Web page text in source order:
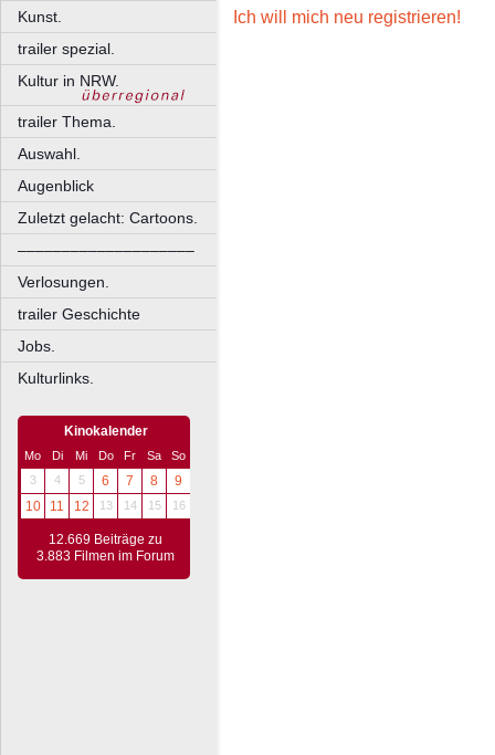
Kunst.
trailer spezial.
Kultur in NRW.
trailer Thema.
Auswahl.
Augenblick
Zuletzt gelacht: Cartoons.
––––––––––––––––––––
Verlosungen.
trailer Geschichte
Jobs.
Kulturlinks.
Kinokalender
Mo Di Mi Do Fr Sa
So
3
4 5 6 7 8
9
10
11 12 13 14 15 16
12.669 Beiträge zu
3.883 Filmen im Forum
Ich will mich neu registrieren!